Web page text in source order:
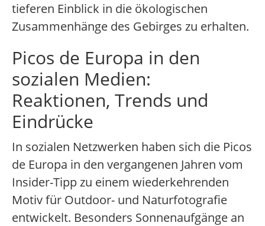
tieferen Einblick in die ökologischen
Zusammenhänge des Gebirges zu erhalten.
Picos de Europa in den
sozialen Medien:
Reaktionen, Trends und
Eindrücke
In sozialen Netzwerken haben sich die Picos
de Europa in den vergangenen Jahren vom
Insider-Tipp zu einem wiederkehrenden
Motiv für Outdoor- und Naturfotografie
entwickelt. Besonders Sonnenaufgänge an